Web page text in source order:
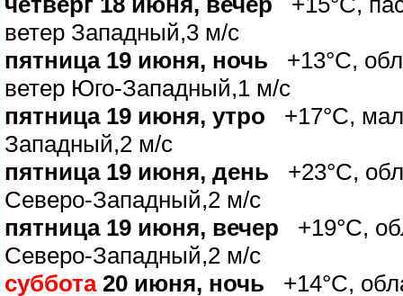
етер Западный,3 м/с
пятница 19 июня, ночь +13°C,
етер Юго-Западный,1 м/с
пятница 19 июня, утро +17°C,
Западный,2 м/с
пятница 19 июня, день +23°C,
Северо-Западный,2 м/с
пятница 19 июня, вечер +19°C,
Северо-Западный,2 м/с
суббота20 июня, ночь +14°C,